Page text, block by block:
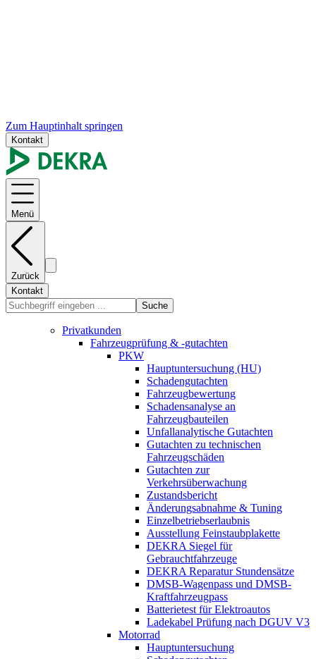
Zum Hauptinhalt springen
Kontakt
Menü
Zurück
Kontakt
Suche
Privatkunden
Fahrzeugprüfung & -gutachten
PKW
Hauptuntersuchung (HU)
Schadengutachten
Fahrzeugbewertung
Schadensanalyse an
Fahrzeugbauteilen
Unfallanalytische Gutachten
Gutachten zu technischen
Fahrzeugschäden
Gutachten zur
Verkehrsüberwachung
Zustandsbericht
Änderungsabnahme & Tuning
Einzelbetriebserlaubnis
Ausstellung Feinstaubplakette
DEKRA Siegel für
Gebrauchtfahrzeuge
DEKRA Reparatur Stundensätze
DMSB-Wagenpass und DMSB-
Kraftfahrzeugpass
Batterietest für Elektroautos
Ladekabel Prüfung nach DGUV V3
Motorrad
Hauptuntersuchung